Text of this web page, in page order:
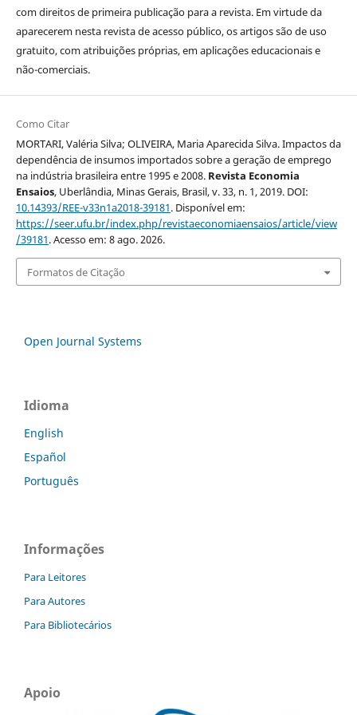
com direitos de primeira publicação para a revista. Em virtude da
aparecerem nesta revista de acesso público, os artigos são de uso
gratuito, com atribuições próprias, em aplicações educacionais e
não-comerciais.
Como Citar
MORTARI, Valéria Silva; OLIVEIRA, Maria Aparecida Silva. Impactos da
dependência de insumos importados sobre a geração de emprego
na indústria brasileira entre 1995 e 2008. Revista Economia
Ensaios, Uberlândia, Minas Gerais, Brasil, v. 33, n. 1, 2019. DOI:
10.14393/REE-v33n1a2018-39181. Disponível em:
https://seer.ufu.br/index.php/revistaeconomiaensaios/article/view
/39181. Acesso em: 8 ago. 2026.
Formatos de Citação
Open Journal Systems
Idioma
English
Español
Português
Informações
Para Leitores
Para Autores
Para Bibliotecários
Apoio